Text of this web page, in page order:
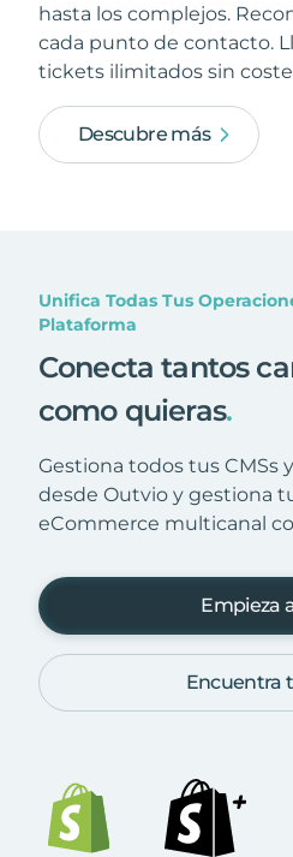
hasta los complejos.
cada punto de contacto.
tickets ilimitados sin
Descubre más
Unifica Todas Tus
Plataforma
Conecta tantos
como quieras.
Gestiona todos tus CMSs
desde Outvio y gestiona
eCommerce multicanal
Empieza
Encuentra